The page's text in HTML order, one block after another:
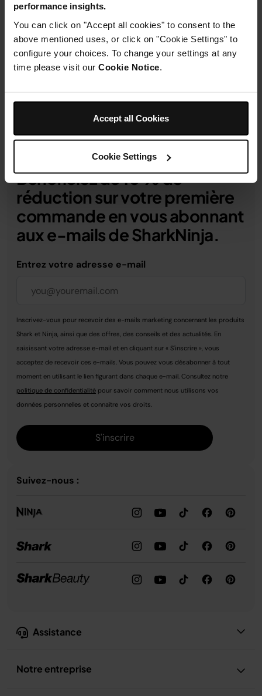
performance insights.
You can click on "Accept all cookies" to consent to the
above mentioned uses, or click on "Cookie Settings" to
configure your choices. To change your settings at any
time please visit our Cookie Notice
Accept all Cookies
Cookie Settings
Pulvérisateur avec solution
nettoyante pour détacheur
StainForce
Modèle: XSKHXCM500SEU
Ajouter au panier
Assistance
Notre entreprise
Bénéficiez de 10 % de
réduction sur votre première
commande en vous abonnant
aux e-mails de SharkNinja.
Entrez votre adresse e-mail
Inscrivez-vous pour recevoir des e-mails marketing concernant les produits
Shark et Ninja, ainsi que des offres, des conseils et des actualités. En
saisissant votre adresse e-mail et en cliquant sur « S'inscrire », vous
acceptez de recevoir ces e-mails. Vous pouvez vous désabonner à tout
moment en utilisant le lien figurant dans chaque e-mail. Consultez notre
politique de confidentialité pour savoir comment nous utilisons vos
données personnelles et connaître vos droits.
S'inscrire
Suivez-nous :